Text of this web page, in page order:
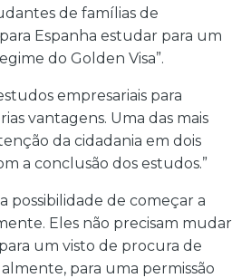
de famílias de
Espanha estudar para um
do Golden Visa”.
empresariais para
vantagens. Uma das mais
da cidadania em dois
a conclusão dos estudos.”
possibilidade de começar a
Eles não precisam mudar
um visto de procura de
para uma permissão